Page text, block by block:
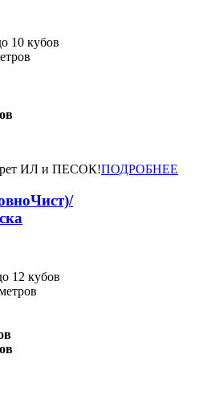
10 кубов
ИЛ и ПЕСОК!ПОДРОБНЕЕ
12 кубов